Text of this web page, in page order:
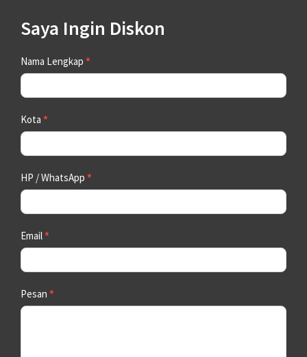
Saya Ingin Diskon
Contact
Us
Nama Lengkap *
Kota *
HP / WhatsApp *
Email*
Pesan *